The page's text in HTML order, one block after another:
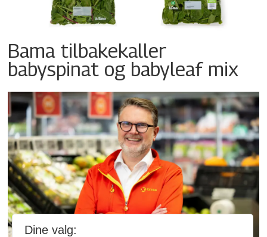
Bama tilbakekaller
babyspinat og babyleaf mix
Dine valg: